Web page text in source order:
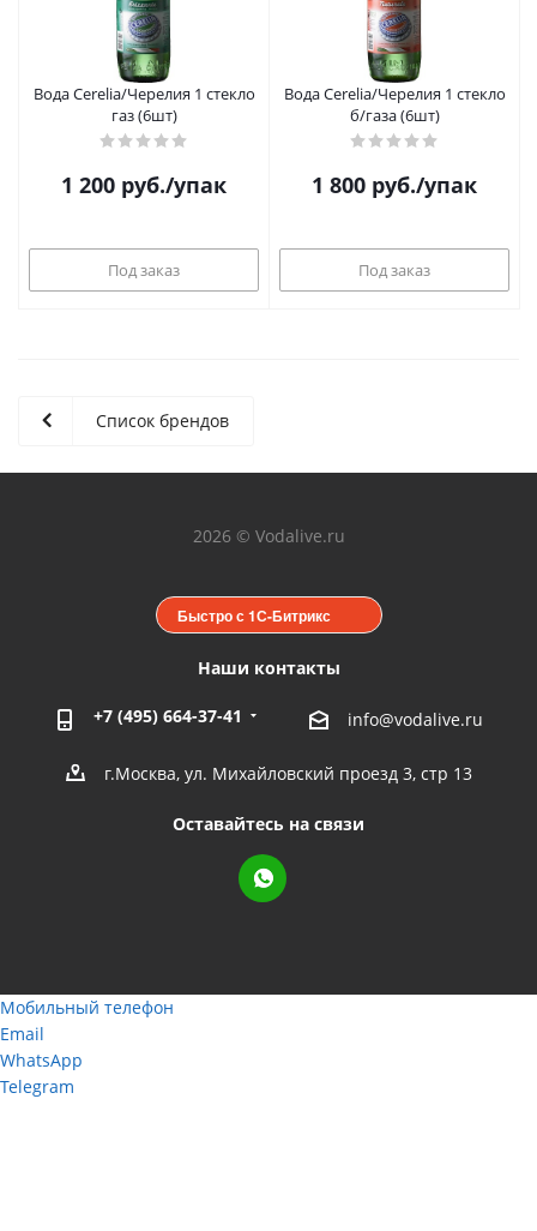
Вода Cerelia/Черелия 1 стекло
газ (6шт)
1 200 руб./упак
Под заказ
Вода Cerelia/Черелия 1 стекло
б/газа (6шт)
1 800 руб./упак
Под заказ
Список брендов
2026 © Vodalive.ru
Быстро с 1С-Битрикс
Наши контакты
+7 (495) 664-37-41 info@vodalive.ru
г.Москва, ул. Михайловский проезд 3, стр 13
Оставайтесь на связи
Мобильный телефон
Email
WhatsApp
Telegram